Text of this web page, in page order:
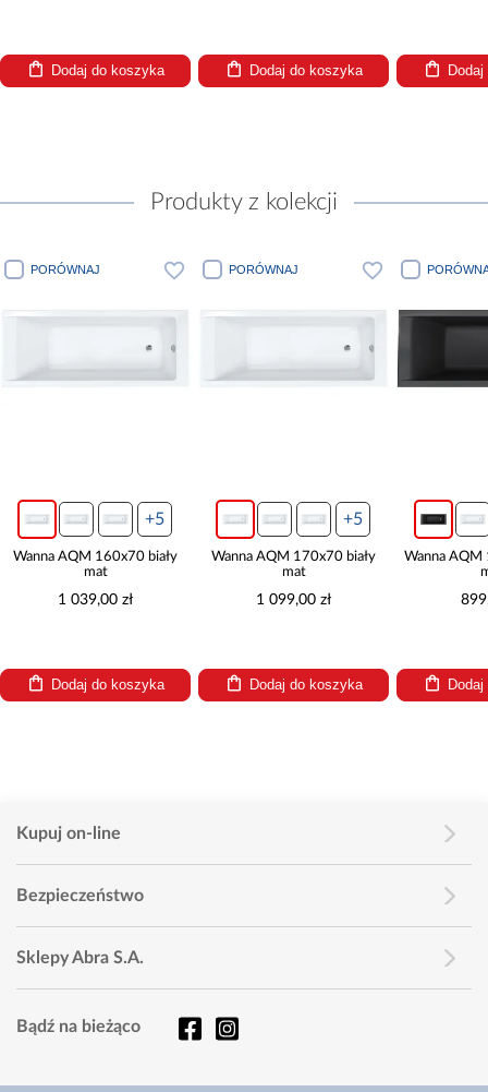
Dodaj do koszyka Dodaj do koszyka
Produkty z kolekcji
PORÓWNAJ
+5
Wanna AQM 160x70 biały
mat
1 039,00 zł
Dodaj do koszyka
PORÓWNAJ
+5
Wanna AQM 170x70 biały
mat
1 099,00 zł
Dodaj do koszyka
Wanna
Kupuj on-line
Bezpieczeństwo
Sklepy Abra S.A.
Bądź na bieżąco